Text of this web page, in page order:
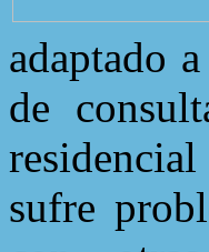
adaptado
de
sufre